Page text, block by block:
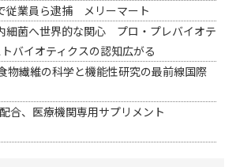
従業員ら逮捕 メリーマート
細菌へ世界的な関心 プロ・プレバイオテ
バイオティクスの認知広がる
物繊維の科学と機能性研究の最前線国際
合、医療機関専用サプリメント